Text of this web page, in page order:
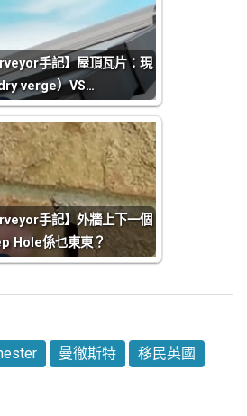
手記】屋頂瓦片：現
verge）VS…
手記】外牆上下一個
Hole係乜東東？
曼徹斯特 移民英國